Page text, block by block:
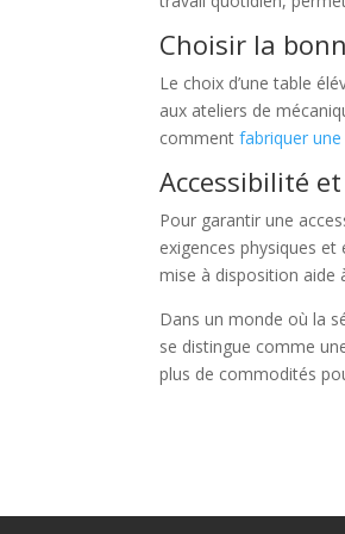
Choisir la
Le choix d’une table
aux ateliers de
commentfabriquer
Accessibilité
Pour garantir une
exigences physiques
mise à disposition aide
Dans un monde où la
se distingue comme
plus de commodités